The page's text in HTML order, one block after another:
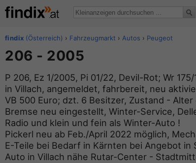
findix (Österreich) › Fahrzeugmarkt › Autos › Peugeot
206 - 2005
P 206, Ez 1/2005, Pi 01/22, Devil-Rot; Wr
in Villach, angemeldet, fahrbereit, neu
VB 500 Euro; dzt. 6 Besitzer, Zustand -
Bremse neu eingestellt, Winter-Service,
Radio und klein und fein als Winter-Auto !
Pickerl neu ab Feb./April 2022 möglich,
E-Teile bei Bedarf in Kärnten bei Angebot in
Auto in Villach nähe Rutar-Center -